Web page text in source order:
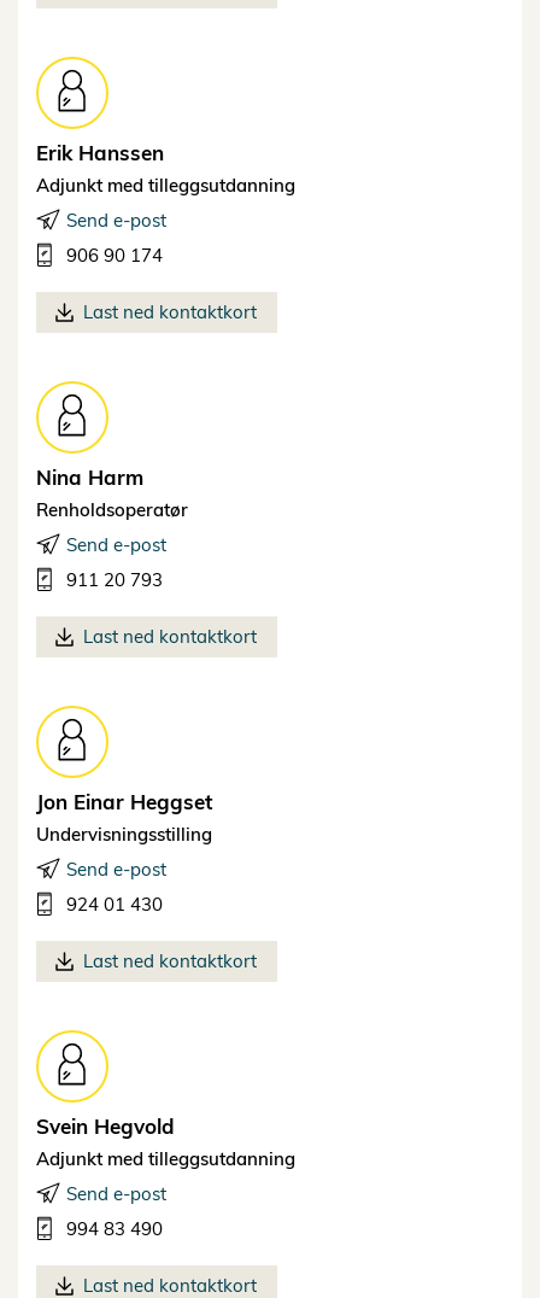
Erik Hanssen
Adjunkt med tilleggsutdanning
Send e-post
906 90 174
Last ned kontaktkort
Nina Harm
Renholdsoperatør
Send e-post
911 20 793
Last ned kontaktkort
Jon Einar Heggset
Undervisningsstilling
Send e-post
924 01 430
Last ned kontaktkort
Svein Hegvold
Adjunkt med tilleggsutdanning
Send e-post
994 83 490
Last ned kontaktkort